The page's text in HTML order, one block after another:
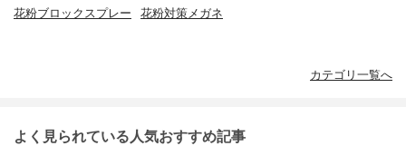
花粉ブロックスプレー 花粉対策メガネ
カテゴリ一覧へ
よく見られている人気おすすめ記事